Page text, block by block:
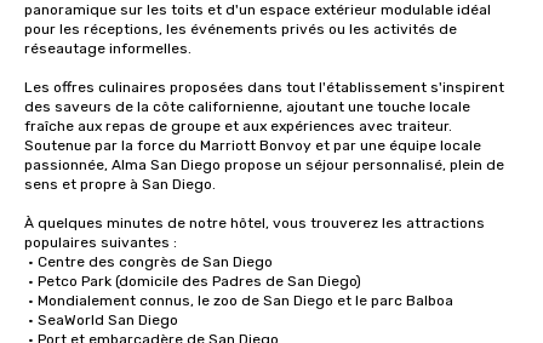
panoramique sur les toits et d'un espace extérieur modulable idéal
pour les réceptions, les événements privés ou les activités de
réseautage informelles.
Les offres culinaires proposées dans tout l'établissement s'inspirent
des saveurs de la côte californienne, ajoutant une touche locale
fraîche aux repas de groupe et aux expériences avec traiteur.
Soutenue par la force du Marriott Bonvoy et par une équipe locale
passionnée, Alma San Diego propose un séjour personnalisé, plein de
sens et propre à San Diego.
À quelques minutes de notre hôtel, vous trouverez les attractions
populaires suivantes :